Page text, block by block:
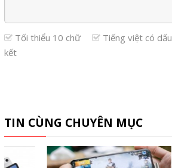
Tối thiểu 10 chữ Tiếng việt có dấu
kết
TIN CÙNG CHUYÊN MỤC